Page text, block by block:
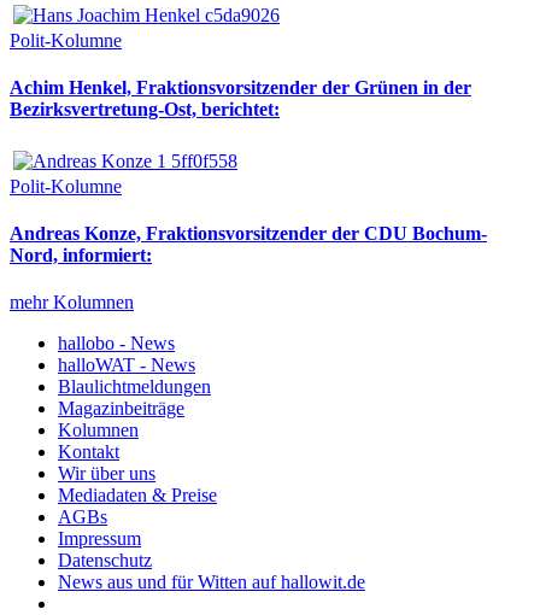
Polit-Kolumne
Achim Henkel, Fraktionsvorsitzender der Grünen in der
Bezirksvertretung-Ost, berichtet:
Polit-Kolumne
Andreas Konze, Fraktionsvorsitzender der CDU Bochum-
Nord, informiert:
mehr Kolumnen
hallobo - News
halloWAT - News
Blaulichtmeldungen
Magazinbeiträge
Kolumnen
Kontakt
Wir über uns
Mediadaten & Preise
AGBs
Impressum
Datenschutz
News aus und für Witten auf hallowit.de